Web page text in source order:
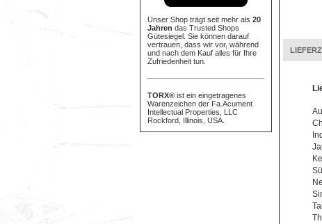
Unser Shop trägt seit mehr als 20
Jahren das Trusted Shops
Gütesiegel. Sie können darauf
vertrauen, dass wir vor, während
und nach dem Kauf alles für Ihre
Zufriedenheit tun.
TORX® ist ein eingetragenes
Warenzeichen der Fa.Acument
Intellectual Properties, LLC
Rockford, Illinois, USA.